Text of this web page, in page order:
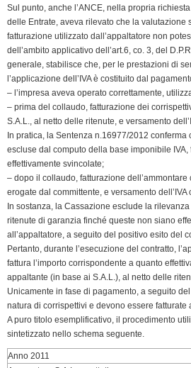
Sul punto, anche l’ANCE, nella propria
delle Entrate, aveva rilevato che la valutazione
fatturazione utilizzato dall’appaltatore non
dell’ambito applicativo dell’art.6, co. 3, del
generale, stabilisce che, per le prestazioni di
l’applicazione dell’IVA è costituito dal
– l’impresa aveva operato correttamente,
– prima del collaudo, fatturazione dei
S.A.L., al netto delle ritenute, e versamento
In pratica, la Sentenza n.16977/2012 conferma
escluse dal computo della base imponibile
effettivamente svincolate;
– dopo il collaudo, fatturazione
erogate dal committente, e versamento
In sostanza, la Cassazione esclude la rilevanza
ritenute di garanzia finché queste non siano
all’appaltatore, a seguito del positivo esito del
Pertanto, durante l’esecuzione del contratto,
fattura l’importo corrispondente a quanto
appaltante (in base ai S.A.L.), al netto delle
Unicamente in fase di pagamento, a seguito
natura di corrispettivi e devono essere
A puro titolo esemplificativo, il procedimento
sintetizzato nello schema seguente.
Anno 2011